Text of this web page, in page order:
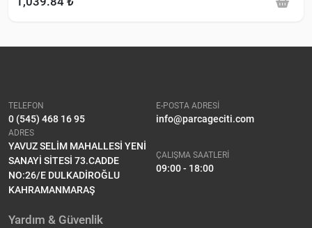
TELEFON
0 (545) 468 16 95
E-POSTA ADRESİ
info@parcageciti.com
ADRES
YAVUZ SELİM MAHALLESİ YENİ
SANAYİ SİTESİ 73.CADDE
NO:26/E DULKADİROĞLU
KAHRAMANMARAŞ
ÇALIŞMA SAATLERİ
09:00 - 18:00
Yardım & Güvenlik